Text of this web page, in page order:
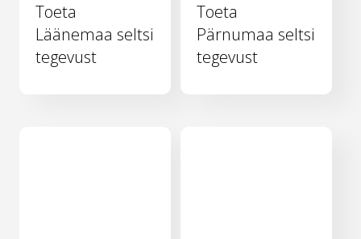
Toeta
Läänemaa seltsi
tegevust
Toeta
Pärnumaa seltsi
tegevust